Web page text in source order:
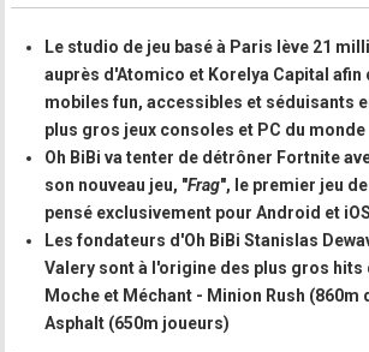
Le studio de jeu basé à Paris lève 21
auprès d'Atomico et Korelya Capital afin
mobiles fun, accessibles et séduisants
plus gros jeux consoles et PC du monde
Oh BiBi va tenter de détrôner Fortnite
son nouveau jeu, "Frag", le premier jeu
pensé exclusivement pour Android et iOS
Les fondateurs d'Oh BiBi Stanislas
Valery sont à l'origine des plus gros hits
Moche et Méchant - Minion Rush (860m
Asphalt (650m joueurs)